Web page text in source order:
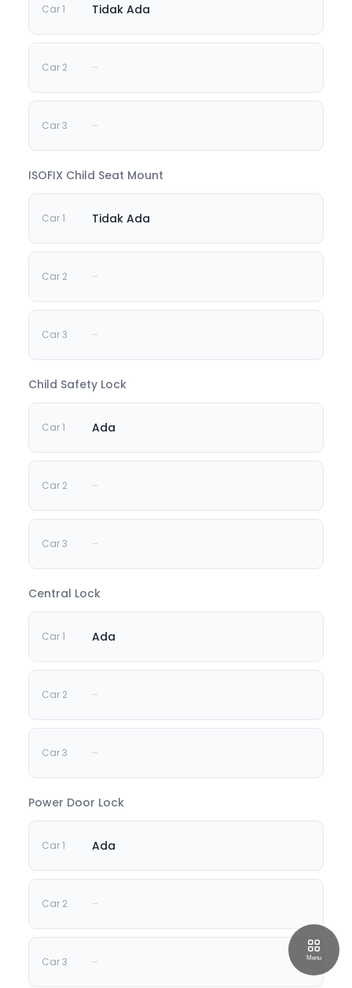
Menu
Tidak Ada
-
-
ISOFIX Child Seat Mount
Tidak Ada
-
-
Child Safety Lock
Ada
-
-
Central Lock
Ada
-
-
Power Door Lock
Ada
-
-